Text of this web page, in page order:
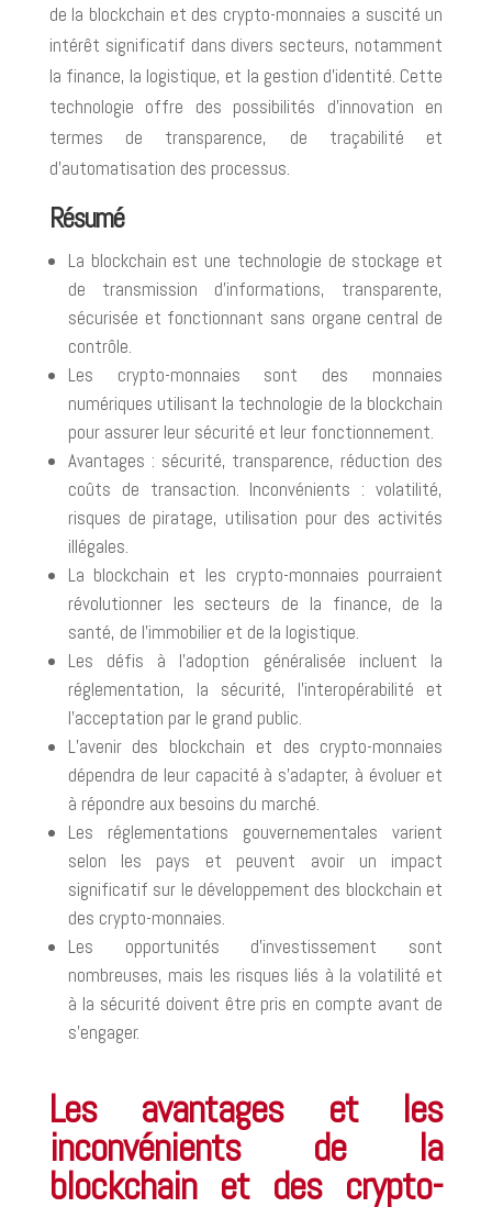
de la blockchain et des crypto-monnaies a suscité un
intérêt significatif dans divers secteurs, notamment
la finance, la logistique, et la gestion d’identité. Cette
technologie offre des possibilités d’innovation en
termes de transparence, de traçabilité et
d’automatisation des processus.
Résumé
La blockchain est une technologie de stockage et
de transmission d’informations, transparente,
sécurisée et fonctionnant sans organe central de
contrôle.
Les crypto-monnaies sont des monnaies
numériques utilisant la technologie de la blockchain
pour assurer leur sécurité et leur fonctionnement.
Avantages : sécurité, transparence, réduction des
coûts de transaction. Inconvénients : volatilité,
risques de piratage, utilisation pour des activités
illégales.
La blockchain et les crypto-monnaies pourraient
révolutionner les secteurs de la finance, de la
santé, de l’immobilier et de la logistique.
Les défis à l’adoption généralisée incluent la
réglementation, la sécurité, l’interopérabilité et
l’acceptation par le grand public.
L’avenir des blockchain et des crypto-monnaies
dépendra de leur capacité à s’adapter, à évoluer et
à répondre aux besoins du marché.
Les réglementations gouvernementales varient
selon les pays et peuvent avoir un impact
significatif sur le développement des blockchain et
des crypto-monnaies.
Les opportunités d’investissement sont
nombreuses, mais les risques liés à la volatilité et
à la sécurité doivent être pris en compte avant de
s’engager.
Les avantages et les
inconvénients de la
blockchain et des crypto-